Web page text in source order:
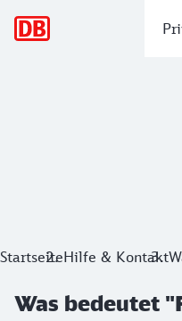
StartseiteHilfe & Kontakt
Was bedeutet